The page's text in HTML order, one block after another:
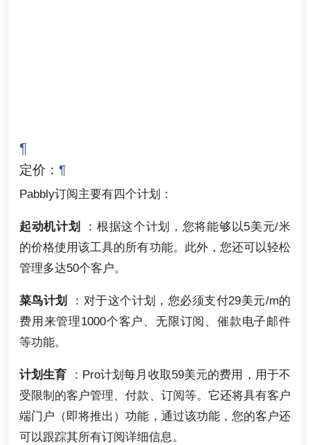
¶
定价： ¶
Pabbly订阅主要有四个计划：
起动机计划
：根据这个计划，您将能够以5美元/米
的价格使用该工具的所有功能。此外，您还可以轻松
管理多达50个客户。
菜鸟计划
：对于这个计划，您必须支付29美元/m的
费用来管理1000个客户、无限订阅、催款电子邮件
等功能。
计划生育 ：Pro计划每月收取59美元的费用，用于不
受限制的客户管理、付款、订阅等。它还将具有客户
端门户（即将推出）功能，通过该功能，您的客户还
可以跟踪其所有订阅详细信息。